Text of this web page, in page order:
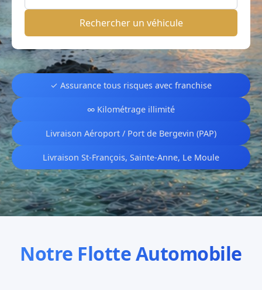
✓ Assurance tous risques avec franchise
∞ Kilométrage illimité
Livraison Aéroport / Port de Bergevin (PAP)
Livraison St-François, Sainte-Anne, Le Moule
Notre Flotte Automobile